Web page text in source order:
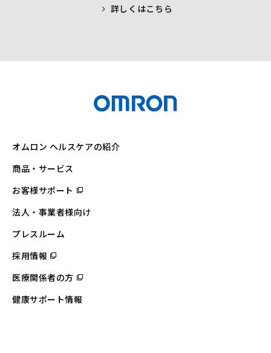
詳しくはこちら
オムロン ヘルスケアの紹介
商品・サービス
お客様サポート （別
ィ
ン
法人・事業者様向け
プレスルーム
採用情報 （別
ィ
ン
ウ
医療関係者の方 （別
ィ
ン
健康サポート情報